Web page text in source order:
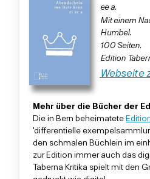
ee a.
Mit einem
Humbel.
100 Seiten.
Edition
Webseite
Mehr über die Bücher der
Die in Bern beheimatete
'differentielle
den schmalen Büchlein im
zur Edition immer auch das
Taberna Kritika spielt mit den